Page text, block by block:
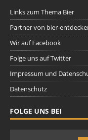
Links zum Thema Bier
Partner von bier-
Wir auf Facebook
Folge uns auf Twitter
Impressum und
Datenschutz
FOLGE UNS BEI